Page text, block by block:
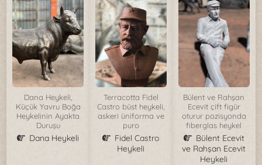
Dana Heykeli,
Küçük Yavru Boğa
Heykelinin Ayakta
Duruşu
Dana Heykeli
Terracotta Fidel
Castro büst heykeli,
askeri üniforma ve
puro
Fidel Castro
Heykeli
Bülent ve Rahşan
Ecevit çift figür
oturur pozisyonda
fiberglas heykel
Bülent Ecevit
ve Rahşan Ecevit
Heykeli